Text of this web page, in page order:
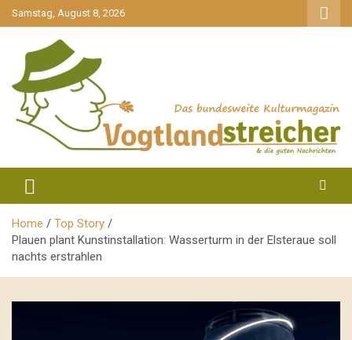
gehe
zum
Samstag, August 8, 2026
Vogtlandstreicher
Home
Top Story
Plauen plant Kunstinstallation: Wasserturm in der Elsteraue soll
nachts erstrahlen